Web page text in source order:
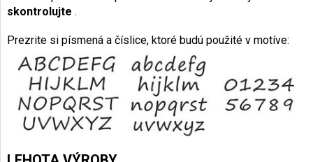
skontrolujte .
Prezrite si písmená a číslice, ktoré budú použité v motíve: